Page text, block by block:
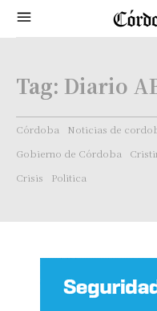
Tag: Diario
Córdoba Noticias de
Gobierno de Córdoba
Crisis
Politica